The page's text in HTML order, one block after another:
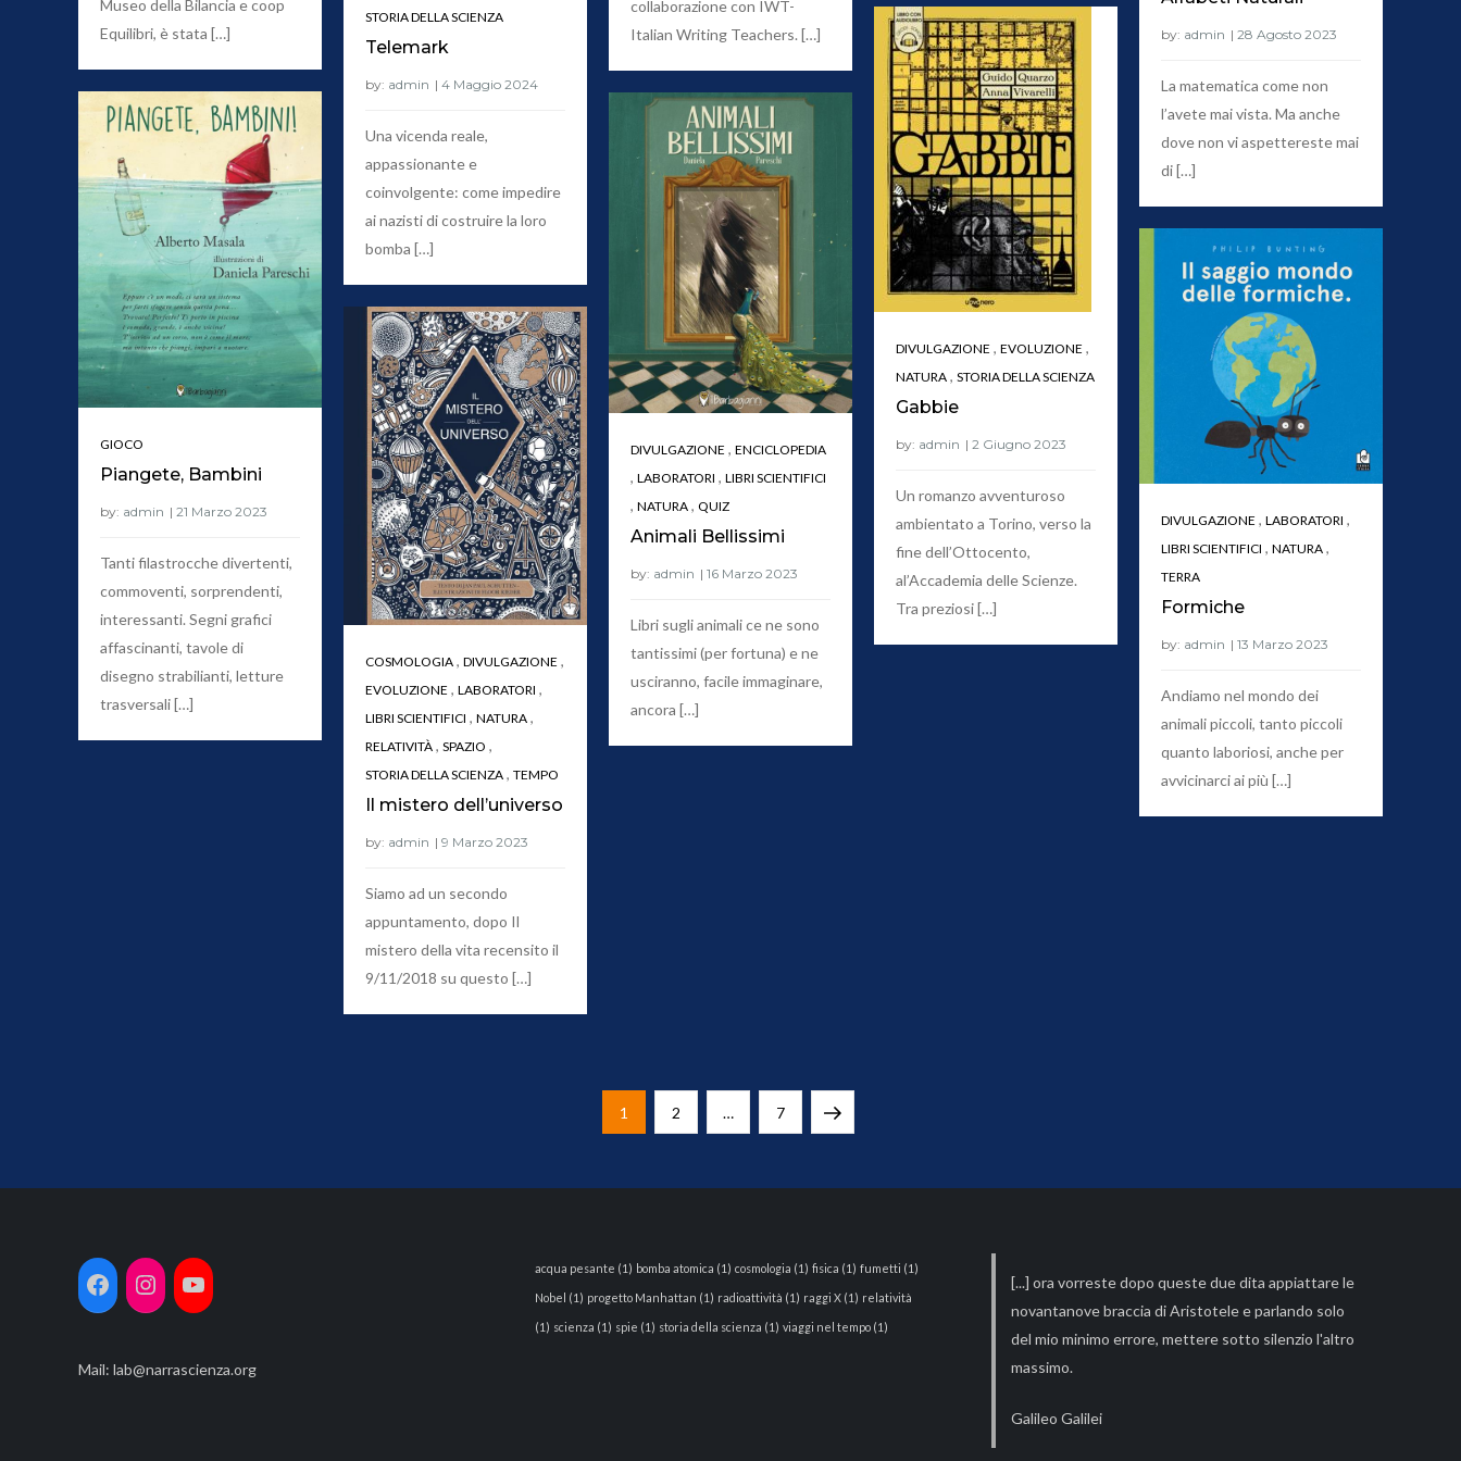
Museo della Bilancia e coop
Equilibri, è stata […]
STORIA DELLA SCIENZA
Telemark
by: admin
Una vicenda reale,
appassionante e
coinvolgente: come impedire
ai nazisti di costruire la loro
bomba […]
collaborazione con IWT-
Italian Writing Teachers. […]
by: admin
La matematica come non
l’avete mai vista. Ma anche
dove non vi aspettereste mai
di […]
DIVULGAZIONE , EVOLUZIONE ,
NATURA , STORIA DELLA SCIENZA
Gabbie
by: admin
Un romanzo avventuroso
ambientato a Torino, verso la
fine dell’Ottocento,
al’Accademia delle Scienze.
Tra preziosi […]
GIOCO
Piangete, Bambini
by: admin
Tanti filastrocche divertenti,
commoventi, sorprendenti,
interessanti. Segni grafici
affascinanti, tavole di
disegno strabilianti, letture
trasversali […]
DIVULGAZIONE , ENCICLOPEDIA
, LABORATORI , LIBRI SCIENTIFICI
, NATURA , QUIZ
Animali Bellissimi
by: admin
Libri sugli animali ce ne sono
tantissimi (per fortuna) e ne
usciranno, facile immaginare,
ancora […]
DIVULGAZIONE , LABORATORI ,
LIBRI SCIENTIFICI , NATURA ,
TERRA
Formiche
by: admin
Andiamo nel mondo dei
animali piccoli, tanto piccoli
quanto laboriosi, anche per
avvicinarci ai più […]
COSMOLOGIA , DIVULGAZIONE ,
EVOLUZIONE , LABORATORI ,
LIBRI SCIENTIFICI , NATURA ,
RELATIVITÀ , SPAZIO ,
STORIA DELLA SCIENZA , TEMPO
Il mistero dell’universo
by: admin
Siamo ad un secondo
appuntamento, dopo Il
mistero della vita recensito il
9/11/2018 su questo […]
Page
1 Page
2 … Page
7 Next
Mail: lab@narrascienza.org
acqua pesante (1) bomba atomica (1) cosmologia (1) fisica (1) fumetti (1)
Nobel (1) progetto Manhattan (1) radioattività (1) raggi X(1) relatività
(1) scienza (1) spie (1) storia della scienza (1) viaggi nel tempo(1)
[...] ora vorreste dopo queste due dita appiattare le
novantanove braccia di Aristotele e parlando solo
del mio minimo errore, mettere sotto silenzio l'altro
massimo.
Galileo Galilei